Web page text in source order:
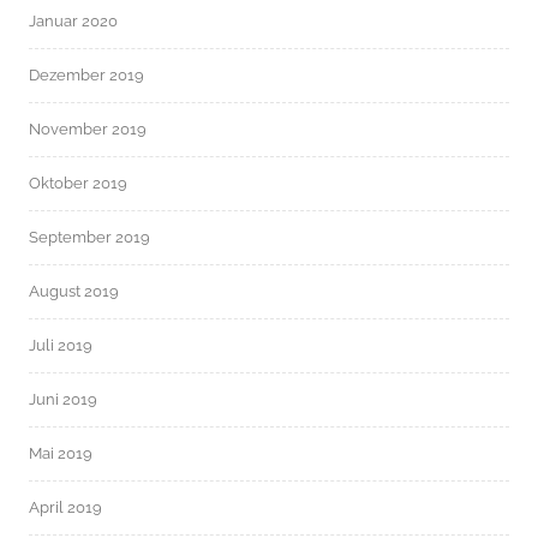
Januar 2020
Dezember 2019
November 2019
Oktober 2019
September 2019
August 2019
Juli 2019
Juni 2019
Mai 2019
April 2019